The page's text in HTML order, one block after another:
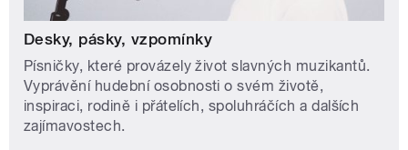
Desky, pásky, vzpomínky
Písničky, které provázely život slavných muzikantů.
Vyprávění hudební osobnosti o svém životě,
inspiraci, rodině i přátelích, spoluhráčích a dalších
zajímavostech.